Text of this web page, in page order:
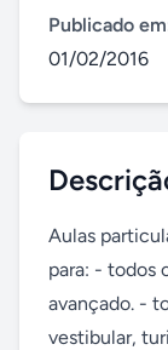
Publicado
01/02/2016
Aulas
para: - todos
avançado. -
vestibular,